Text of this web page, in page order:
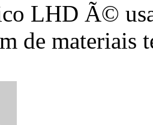
LHD Ã©
de materiais